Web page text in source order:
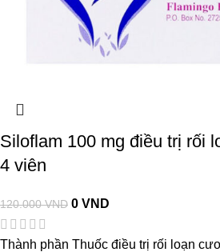
Siloflam 100 mg điều trị rối
4 viên
120.000VND 0VND
Thành phần Thuốc điều trị rối loạn